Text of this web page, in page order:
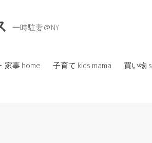
一時駐妻＠NY
家事 home 子育て kids mama 買い物